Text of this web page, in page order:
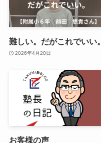
難しい。だがこれでいい。
2026年4月20日
お客様の声